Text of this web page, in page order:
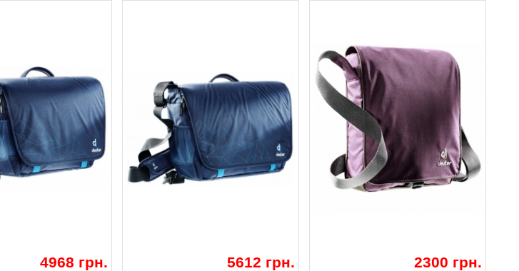
4968 грн. 5612 грн. 2300 грн.